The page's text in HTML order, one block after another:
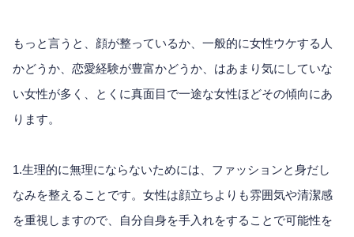
もっと言うと、顔が整っているか、一般的に女性ウケする人
かどうか、恋愛経験が豊富かどうか、はあまり気にしていな
い女性が多く、とくに真面目で一途な女性ほどその傾向にあ
ります。
1.生理的に無理にならないためには、ファッションと身だし
なみを整えることです。女性は顔立ちよりも雰囲気や清潔感
を重視しますので、自分自身を手入れをすることで可能性を